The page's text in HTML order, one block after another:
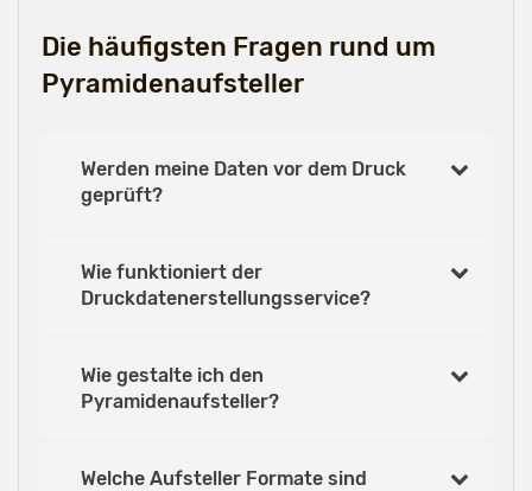
Die häufigsten Fragen rund um
Pyramidenaufsteller
Werden meine Daten vor dem Druck
geprüft?
Wie funktioniert der
Druckdatenerstellungsservice?
Wie gestalte ich den
Pyramidenaufsteller?
Welche Aufsteller Formate sind